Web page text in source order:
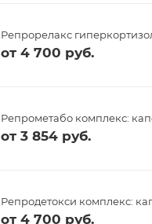
Репрорелакс
от 4 700 руб.
Репрометабо комплекс:
от 3 854 руб.
Репродетокси комплекс:
от 4 700 руб.